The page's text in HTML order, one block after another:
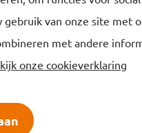
van onze site met
met andere
onze cookieverklaring